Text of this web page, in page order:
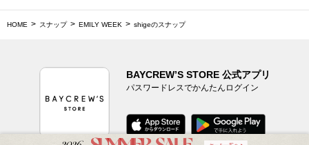
HOME スナップ EMILY WEEK shigeのスナップ
BAYCREW’S STORE 公式アプリ
パスワードレスでかんたんログイン